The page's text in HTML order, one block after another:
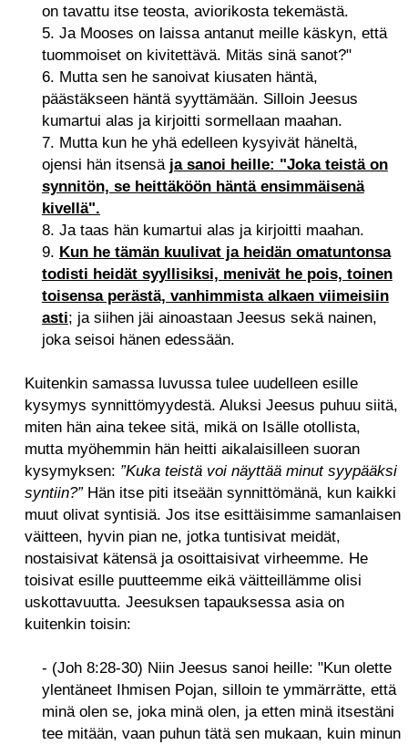
on tavattu itse teosta, aviorikosta tekemästä.
5. Ja Mooses on laissa antanut meille käskyn, että
tuommoiset on kivitettävä. Mitäs sinä sanot?"
6. Mutta sen he sanoivat kiusaten häntä,
päästäkseen häntä syyttämään. Silloin Jeesus
kumartui alas ja kirjoitti sormellaan maahan.
7. Mutta kun he yhä edelleen kysyivät häneltä,
ojensi hän itsensä ja sanoi heille: "Joka teistä on
synnitön, se heittäköön häntä ensimmäisenä
kivellä".
8. Ja taas hän kumartui alas ja kirjoitti maahan.
9. Kun he tämän kuulivat ja heidän omatuntonsa
todisti heidät syyllisiksi, menivät he pois, toinen
toisensa perästä, vanhimmista alkaen viimeisiin
asti; ja siihen jäi ainoastaan Jeesus sekä nainen,
joka seisoi hänen edessään.
Kuitenkin samassa luvussa tulee uudelleen esille
kysymys synnittömyydestä. Aluksi Jeesus puhuu siitä,
miten hän aina tekee sitä, mikä on Isälle otollista,
mutta myöhemmin hän heitti aikalaisilleen suoran
kysymyksen: ”Kuka teistä voi näyttää minut syypääksi
syntiin?”Hän itse piti itseään synnittömänä, kun kaikki
muut olivat syntisiä. Jos itse esittäisimme samanlaisen
väitteen, hyvin pian ne, jotka tuntisivat meidät,
nostaisivat kätensä ja osoittaisivat virheemme. He
toisivat esille puutteemme eikä väitteillämme olisi
uskottavuutta. Jeesuksen tapauksessa asia on
kuitenkin toisin:
- (Joh 8:28-30) Niin Jeesus sanoi heille: "Kun olette
ylentäneet Ihmisen Pojan, silloin te ymmärrätte, että
minä olen se, joka minä olen, ja etten minä itsestäni
tee mitään, vaan puhun tätä sen mukaan, kuin minun